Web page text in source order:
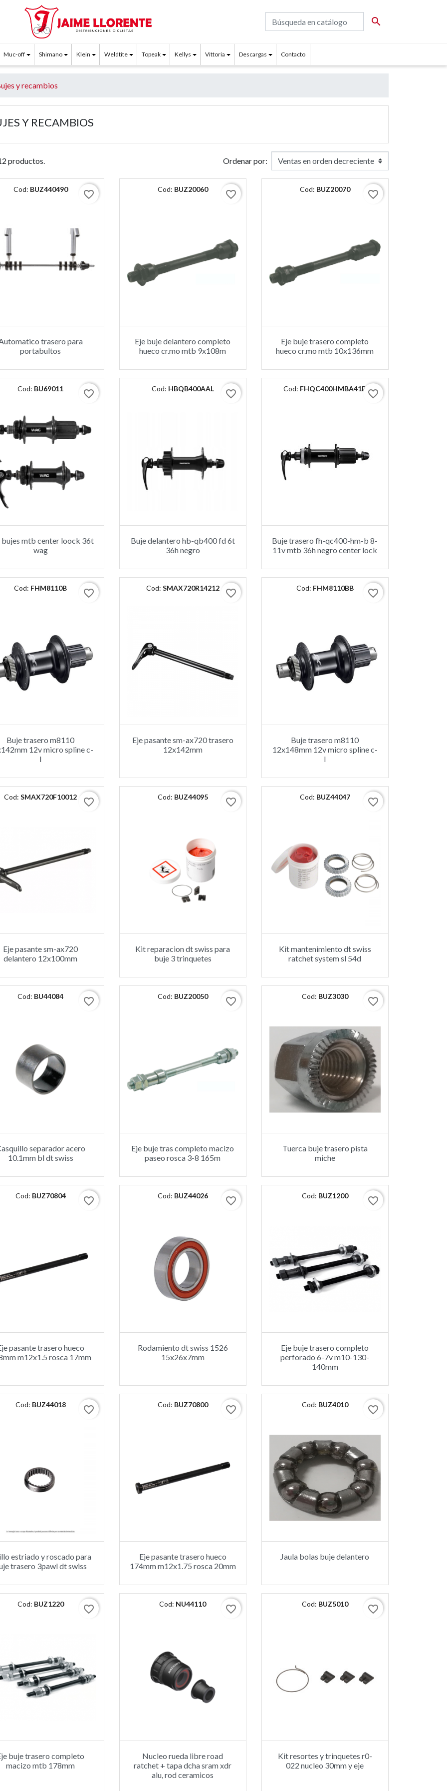

Muc-off Shimano Klein Weldtite Topeak Kellys Vittoria Descargas Contacto
y recambios
Y RECAMBIOS
productos. Ordenar por:
Cod: BUZ440490 favorite_border
trasero para
portabultos
Cod: BUZ20060 favorite_border
Eje buje delantero completo
hueco cr.mo mtb 9x108m
Cod: BUZ20070 favorite_border
Eje buje trasero completo
hueco cr.mo mtb 10x136mm
Cod: BU69011 favorite_border
bujes mtb center loock 36t
wag
Cod: HBQB400AAL favorite_border
Buje delantero hb-qb400 fd 6t
36h negro
Cod: FHQC400HMBA41B favorite_border
Buje trasero fh-qc400-hm-b 8-
11v mtb 36h negro center lock
Cod: FHM8110B favorite_border
Buje trasero m8110
12v micro spline c-
l
Cod: SMAX720R14212 favorite_border
Eje pasante sm-ax720 trasero
12x142mm
Cod: FHM8110BB favorite_border
Buje trasero m8110
12x148mm 12v micro spline c-
l
Cod:SMAX720F10012 favorite_border
Eje pasante sm-ax720
delantero 12x100mm
Cod: BUZ44095 favorite_border
Kit reparacion dt swiss para
buje 3 trinquetes
Cod: BUZ44047 favorite_border
Kit mantenimiento dt swiss
ratchet system sl 54d
Cod: BU44084 favorite_border
separador acero
10.1mm bl dt swiss
Cod: BUZ20050 favorite_border
Eje buje tras completo macizo
paseo rosca 3-8 165m
Cod: BUZ3030 favorite_border
Tuerca buje trasero pista
miche
Cod: BUZ70804 favorite_border
pasante trasero hueco
m12x1.5 rosca 17mm
Cod: BUZ44026 favorite_border
Rodamiento dt swiss 1526
15x26x7mm
Cod: BUZ1200 favorite_border
Eje buje trasero completo
perforado 6-7v m10-130-
140mm
Cod: BUZ44018 favorite_border
estriado y roscado para
trasero 3pawl dt swiss
Cod: BUZ70800 favorite_border
Eje pasante trasero hueco
174mm m12x1.75 rosca 20mm
Cod: BUZ4010 favorite_border
Jaula bolas buje delantero
Cod: BUZ1220 favorite_border
buje trasero completo
macizo mtb 178mm
Cod: NU44110 favorite_border
Nucleo rueda libre road
ratchet + tapa dcha sram xdr
alu, rod ceramicos
Cod: BUZ5010 favorite_border
Kit resortes y trinquetes r0-
022 nucleo 30mm y eje